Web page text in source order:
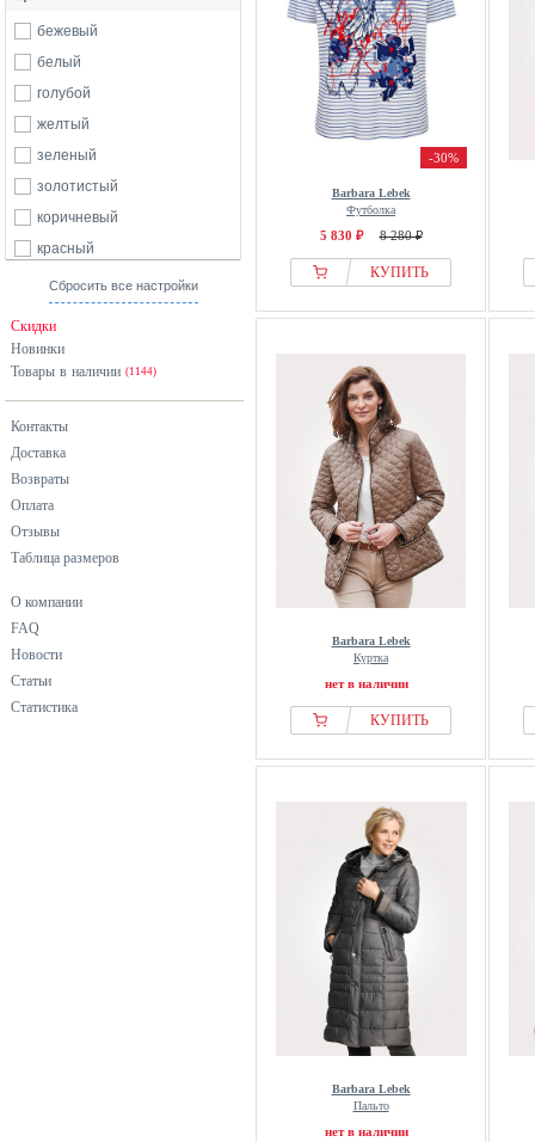
бежевый
белый
голубой
желтый
зеленый
золотистый
коричневый
красный
оранжевый
серый
синий
черный
Сбросить все настройки
Скидки
Новинки
Товары в наличии (1144)
Контакты
Доставка
Возвраты
Оплата
Отзывы
Таблица размеров
О компании
FAQ
Новости
Статьи
Статистика
-30%
Barbara Lebek
Футболка
5 830 ₽ 8 280 ₽
КУПИТЬ
Barbara Lebek
Куртка
нет в наличии
КУПИТЬ
Barbara Lebek
Пальто
нет в наличии